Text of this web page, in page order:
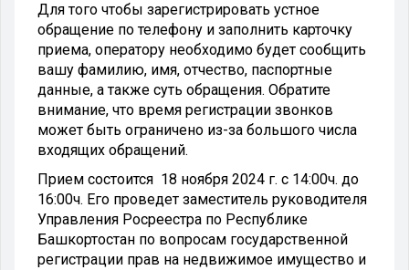
Для того чтобы зарегистрировать устное
обращение по телефону и заполнить карточку
приема, оператору необходимо будет сообщить
вашу фамилию, имя, отчество, паспортные
данные, а также суть обращения. Обратите
внимание, что время регистрации звонков
может быть ограничено из-за большого числа
входящих обращений.
Прием состоится 18 ноября 2024 г. с 14:00ч. до
16:00ч. Его проведет заместитель руководителя
Управления Росреестра по Республике
Башкортостан по вопросам государственной
регистрации прав на недвижимое имущество и